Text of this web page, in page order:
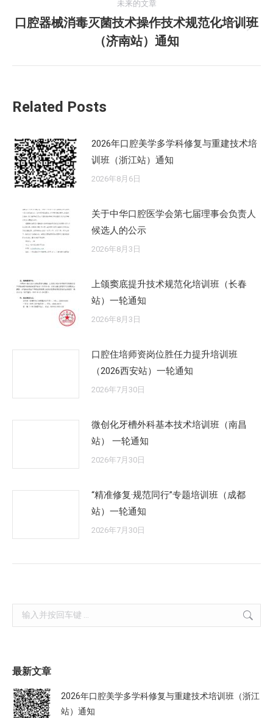
文
章：
未来的文章
未
来
的
口腔器械消毒灭菌技术操作技术规范化培训班
（济南站）通知
Related Posts
2026年口腔美学多学科修复与重建技术培
训班（浙江站）通知
2026年8月6日
关于中华口腔医学会第七届理事会负责人
候选人的公示
2026年8月3日
上颌窦底提升技术规范化培训班（长春
站）一轮通知
2026年8月3日
口腔住培师资岗位胜任力提升培训班
（2026西安站）一轮通知
2026年7月30日
微创化牙槽外科基本技术培训班（南昌
站） 一轮通知
2026年7月30日
“精准修复·规范同行”专题培训班（成都
站）一轮通知
2026年7月30日
Search:
最新文章
2026年口腔美学多学科修复与重建技术培训班（浙江
站）通知